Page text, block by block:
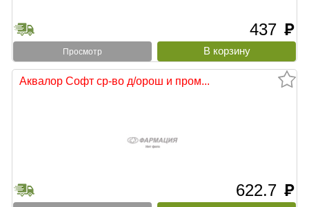
437 руб
Просмотр
Аквалор Софт ср-во д/орош и пром...
622.7 руб